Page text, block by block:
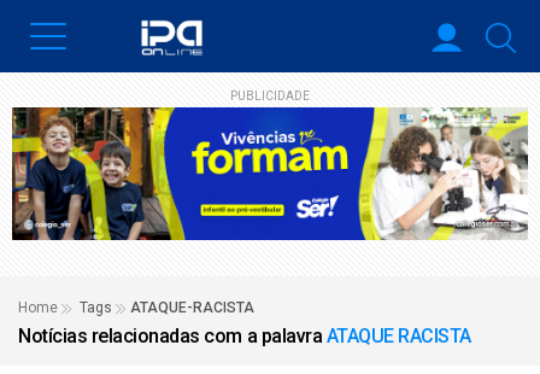
PUBLICIDADE
Home Tags ATAQUE-RACISTA
Notícias relacionadas com a palavra ATAQUE RACISTA